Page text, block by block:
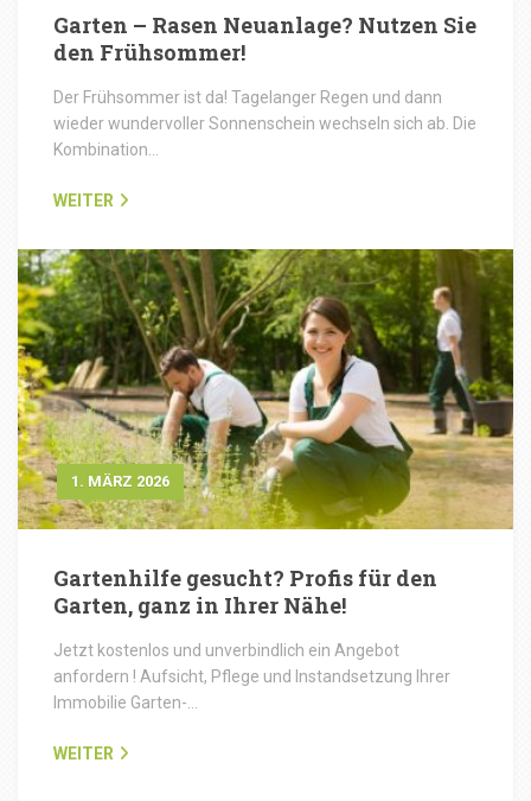
Garten – Rasen Neuanlage? Nutzen Sie
den Frühsommer!
Der Frühsommer ist da! Tagelanger Regen und dann
wieder wundervoller Sonnenschein wechseln sich ab. Die
Kombination…
WEITER
1. MÄRZ 2026
Gartenhilfe gesucht? Profis für den
Garten, ganz in Ihrer Nähe!
Jetzt kostenlos und unverbindlich ein Angebot
anfordern ! Aufsicht, Pflege und Instandsetzung Ihrer
Immobilie Garten-…
WEITER